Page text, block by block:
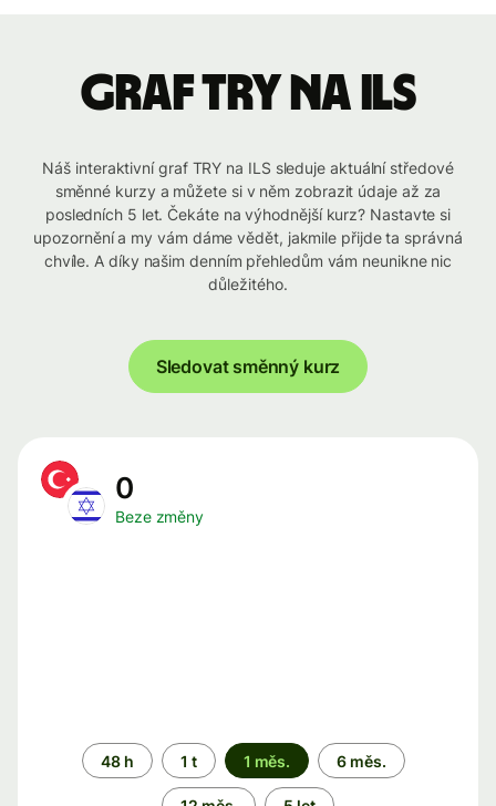
graf TRY na ILS
Náš interaktivní graf TRY na ILS sleduje aktuální středové
směnné kurzy a můžete si v něm zobrazit údaje až za
posledních 5 let. Čekáte na výhodnější kurz? Nastavte si
upozornění a my vám dáme vědět, jakmile přijde ta správná
chvíle. A díky našim denním přehledům vám neunikne nic
důležitého.
Sledovat směnný kurz
0
Beze změny
Časové
období
48 h 1 t 1 měs. 6 měs.